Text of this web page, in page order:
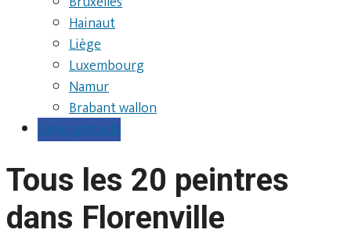
Hainaut
Liège
Luxembourg
Namur
Brabant wallon
Devis gratuits
Tous les 20 peintres
dans Florenville